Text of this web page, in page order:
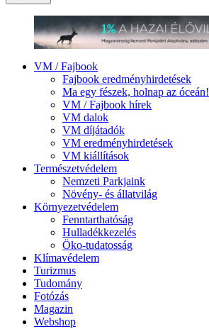
VM / Fajbook
Fajbook eredményhirdetések
Ma egy fészek, holnap az óceán!
VM / Fajbook hírek
VM dalok
VM díjátadók
VM eredményhirdetések
VM kiállítások
Természetvédelem
Nemzeti Parkjaink
Növény- és állatvilág
Környezetvédelem
Fenntarthatóság
Hulladékkezelés
Öko-tudatosság
Klímavédelem
Turizmus
Tudomány
Fotózás
Magazin
Webshop